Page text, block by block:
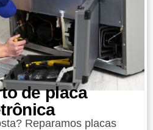
de placa
Reparamos placas